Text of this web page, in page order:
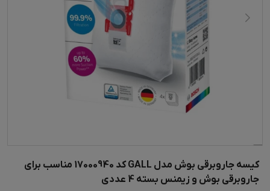
کیسه جاروبرقی بوش مدل GALL کد 17000940 مناسب برای
جاروبرقی بوش و زیمنس بسته 4 عددی